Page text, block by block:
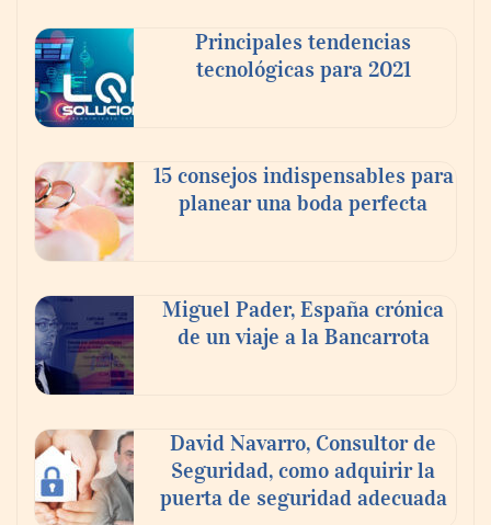
En el Día de la Cerveza, Grupo Modelo
mundo elige para reunirse: 7 de cada 10 la
escogen
compromiso para el eclipse solar del 12 de
agosto
Principales tendencias
tecnológicas para 2021
15 consejos indispensables para
planear una boda perfecta
Miguel Pader, España crónica
de un viaje a la Bancarrota
David Navarro, Consultor de
Seguridad, como adquirir la
puerta de seguridad adecuada